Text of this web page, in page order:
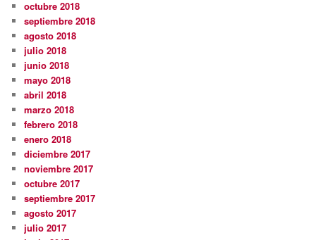
octubre 2018
septiembre 2018
agosto 2018
julio 2018
junio 2018
mayo 2018
abril 2018
marzo 2018
febrero 2018
enero 2018
diciembre 2017
noviembre 2017
octubre 2017
septiembre 2017
agosto 2017
julio 2017